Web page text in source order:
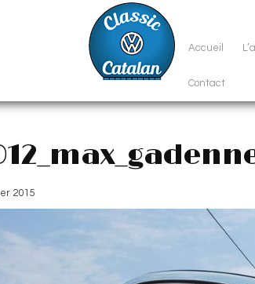
Accueil
Contact
2015